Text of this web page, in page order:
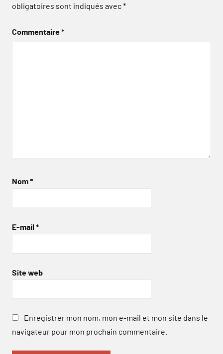
obligatoires sont indiqués avec*
Commentaire*
Nom*
E-mail *
Site web
Enregistrer mon nom, mon e-mail et mon site dans le
navigateur pour mon prochain commentaire.